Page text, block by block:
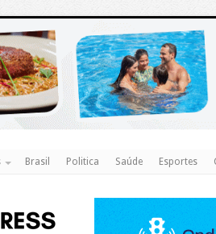
Brasil Politica Saúde Esportes